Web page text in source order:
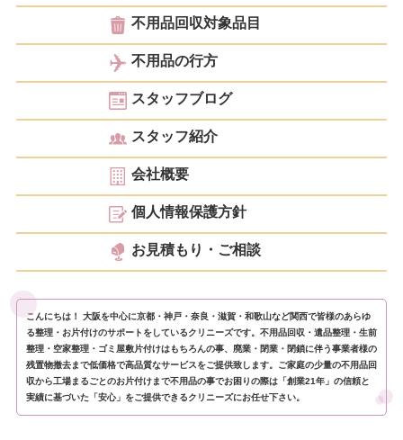
不用品回収対象品目
不用品の行方
スタッフブログ
スタッフ紹介
会社概要
個人情報保護方針
お見積もり・ご相談
こんにちは！ 大阪を中心に京都・神戸・奈良・滋賀・和歌山など関西で皆様のあらゆ
る整理・お片付けのサポートをしているクリニーズです。不用品回収・遺品整理・生前
整理・空家整理・ゴミ屋敷片付けはもちろんの事、廃業・閉業・閉鎖に伴う事業者様の
残置物撤去まで低価格で高品質なサービスをご提供致します。ご家庭の少量の不用品回
収から工場まるごとのお片付けまで不用品の事でお困りの際は「創業21年」の信頼と
実績に基づいた「安心」をご提供できるクリニーズにお任せ下さい。